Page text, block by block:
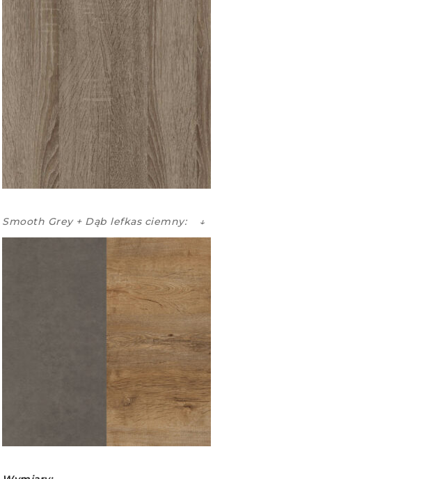
Smooth Grey + Dąb lefkas ciemny: ↓